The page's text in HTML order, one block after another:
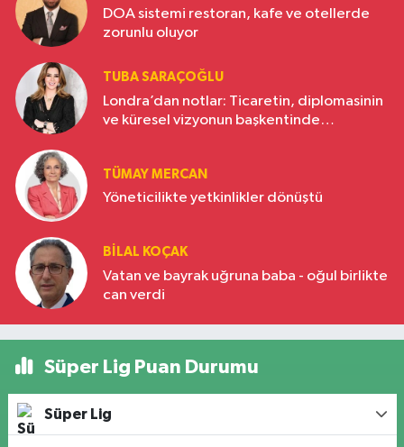
DOA sistemi restoran, kafe ve otellerde
zorunlu oluyor
TUBA SARAÇOĞLU
Londra’dan notlar: Ticaretin, diplomasinin
ve küresel vizyonun başkentinde
TÜMAY MERCAN
Yöneticilikte yetkinlikler dönüştü
BILAL KOÇAK
Vatan ve bayrak uğruna baba - oğul birlikte
can verdi
Süper Lig Puan Durumu
Süper Lig